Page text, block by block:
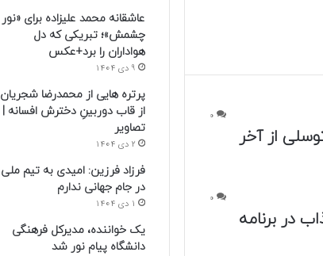
0
از آخر
0
در برنامه
عاشقانه محمد علیزاده برای «نور
چشمش»؛ تبریکی که دل
هواداران را برد+عکس
9 دی 1404
پرتره هایی از محمدرضا شجریان
از قاب دوربینِ دخترش افسانه |
تصاویر
2 دی 1404
فرزاد فرزین: امیدی به تیم ملی
در جام جهانی ندارم
1 دی 1404
یک خواننده، مدیرکل فرهنگی
دانشگاه پیام نور شد